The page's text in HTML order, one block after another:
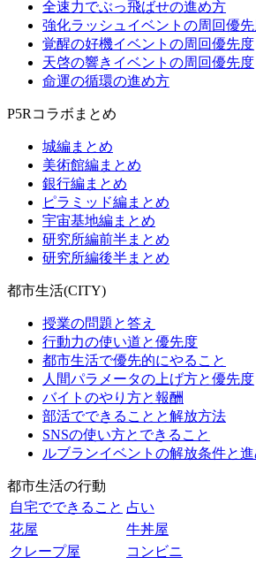
全速力でぶっ飛ばせの進め方
強化ラッシュイベントの周回優
覚醒の好機イベントの周回優先度
天啓の響きイベントの周回優先度
命運の循環の進め方
P5Rコラボまとめ
城編まとめ
美術館編まとめ
銀行編まとめ
ピラミッド編まとめ
宇宙基地編まとめ
研究所編前半まとめ
研究所編後半まとめ
都市生活(CITY)
授業の問題と答え
行動力の使い道と優先度
都市生活で優先的にやること
人間パラメータの上げ方と優先度
バイトのやり方と報酬
部活でできることと解放方法
SNSの使い方とできること
ルブランイベントの解放条件と
都市生活の行動
自宅でできること 占い
花屋
牛丼屋
クレープ屋
コンビニ